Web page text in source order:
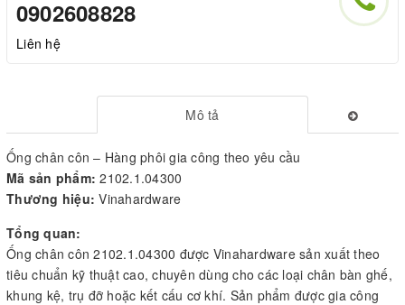
0902608828
Liên hệ
Mô tả
Ống chân côn – Hàng phôi gia công theo yêu cầu
Mã sản phẩm: 2102.1.04300
Thương hiệu: Vinahardware
Tổng quan:
Ống chân côn 2102.1.04300 được Vinahardware sản xuất theo
tiêu chuẩn kỹ thuật cao, chuyên dùng cho các loại chân bàn ghế,
khung kệ, trụ đỡ hoặc kết cấu cơ khí. Sản phẩm được gia công